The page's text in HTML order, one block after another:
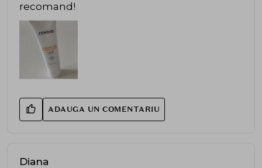
recomand!
ADAUGA UN COMENTARIU
Diana